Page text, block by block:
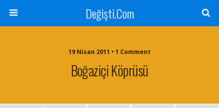
Değişti.Com
19 Nisan 2011 • 1 Comment
Boğaziçi Köprüsü